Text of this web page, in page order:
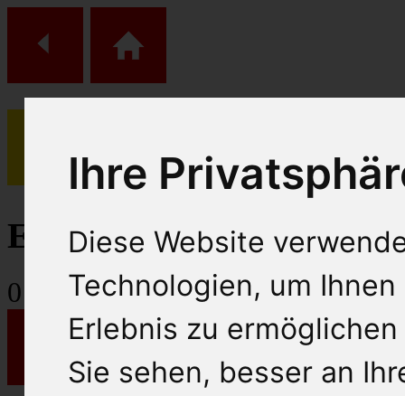
Ihre
Diese Website
Technologien, um
Erlebnis zu
Sie sehen, besser an
(0)
Einkaufs Wagen
0 Artikel